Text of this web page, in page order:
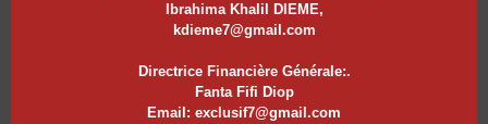
Ibrahima Khalil DIEME,
kdieme7@gmail.com
Directrice Financière Générale:.
Fanta Fifi Diop
Email: exclusif7@gmail.com